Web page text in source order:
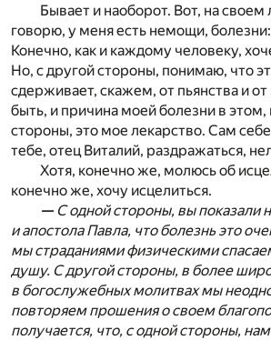
Бывает и наоборот. Вот, на
говорю, у меня есть немощи, болезни:
Конечно, как и каждому человеку,
Но, с другой стороны, понимаю, что
сдерживает, скажем, от пьянства и
быть, и причина моей болезни в этом,
стороны, это мое лекарство. Сам
тебе, отец Виталий, раздражаться,
Хотя, конечно же, молюсь об
конечно же, хочу исцелиться.
—С одной стороны, вы показали
и апостола Павла, что болезнь это
мы страданиями физическими
душу. С другой стороны, в более
в богослужебных молитвах мы
повторяем прошения о своем
получается, что, с одной стороны,